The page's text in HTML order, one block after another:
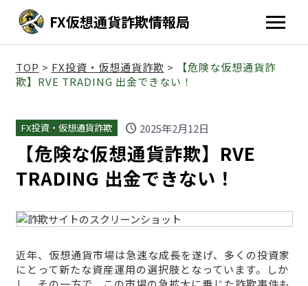
FX仮想通貨詐欺情報局
TOP > FX投資・仮想通貨詐欺 >
【危険な仮想通貨詐
欺】RVE TRADING 出金できない！
FX投資・仮想通貨詐欺 schedule 2025年2月12日
【危険な仮想通貨詐欺】RVE
TRADING 出金できない！
近年、仮想通貨市場は急速な成長を遂げ、多くの投資家
にとって新たな資産運用の選択肢となっています。しか